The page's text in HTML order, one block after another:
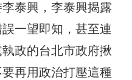
泰興，李泰興揭露
一望即知，甚至連
政的台北市政府揪
再用政治打壓這種